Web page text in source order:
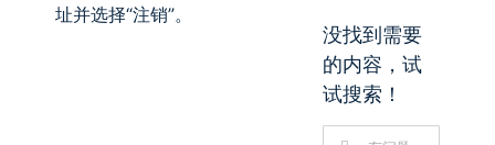
址并选择“注销”。
没找到需要
的内容，试
试搜索！